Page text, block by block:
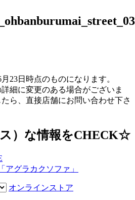
23日時点のものになります。
細に変更のある場合がございま
ら、直接店舗にお問い合わせ下さ
）な情報をCHECK☆
オンラインストア